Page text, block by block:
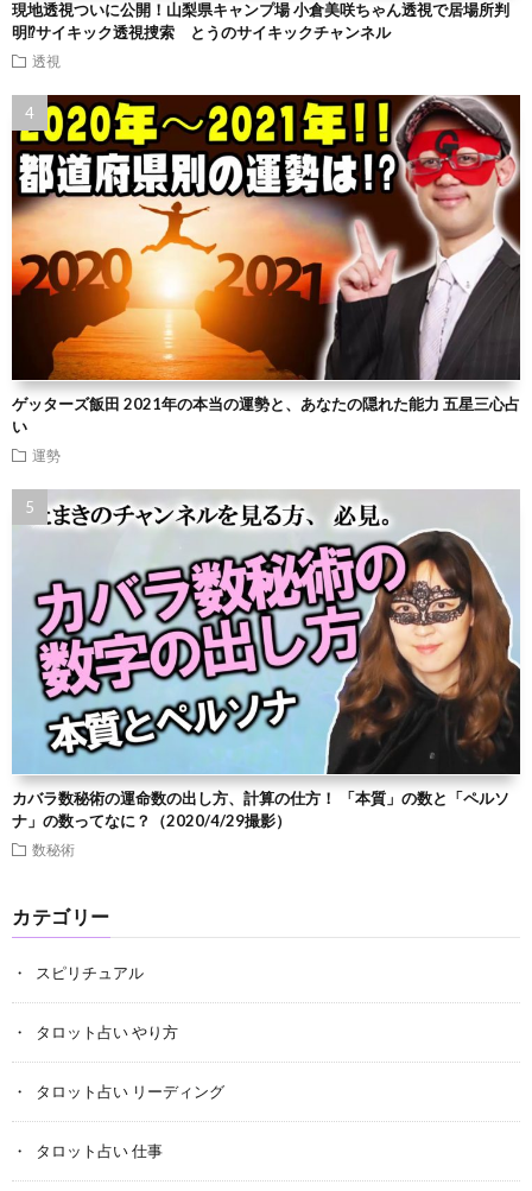
現地透視ついに公開！山梨県キャンプ場 小倉美咲ちゃん透視で居場所判
明⁉︎サイキック透視捜索 とうのサイキックチャンネル
透視
ゲッターズ飯田 2021年の本当の運勢と、あなたの隠れた能力 五星三心占
い
運勢
カバラ数秘術の運命数の出し方、計算の仕方！ 「本質」の数と「ペルソ
ナ」の数ってなに？（2020/4/29撮影）
数秘術
カテゴリー
スピリチュアル
タロット占い やり方
タロット占い リーディング
タロット占い 仕事